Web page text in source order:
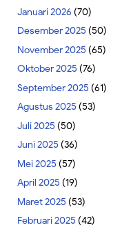
Januari 2026 (70)
Desember 2025 (50)
November 2025 (65)
Oktober 2025 (76)
September 2025 (61)
Agustus 2025 (53)
Juli 2025 (50)
Juni 2025 (36)
Mei 2025 (57)
April 2025 (19)
Maret 2025 (53)
Februari 2025 (42)